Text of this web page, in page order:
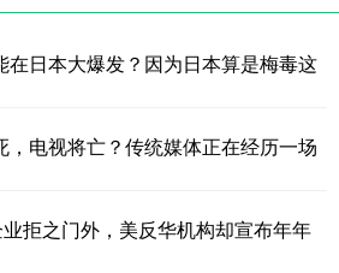
在日本大爆发？因为日本算是梅毒这
，电视将亡？传统媒体正在经历一场
拒之门外，美反华机构却宣布年年